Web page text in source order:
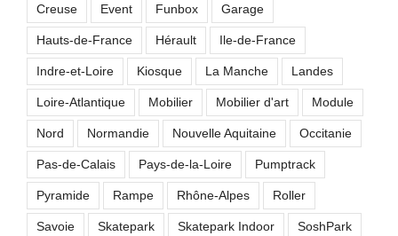
Creuse Event Funbox Garage
Hauts-de-France Hérault Ile-de-France
Indre-et-Loire Kiosque La Manche Landes
Loire-Atlantique Mobilier Mobilier d'art Module
Nord Normandie Nouvelle Aquitaine Occitanie
Pas-de-Calais Pays-de-la-Loire Pumptrack
Pyramide Rampe Rhône-Alpes Roller
Savoie Skatepark Skatepark Indoor SoshPark